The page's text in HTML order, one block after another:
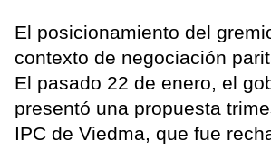
El posicionamiento del
contexto de negociación
El pasado 22 de enero, el
presentó una propuesta
IPC de Viedma, que fue